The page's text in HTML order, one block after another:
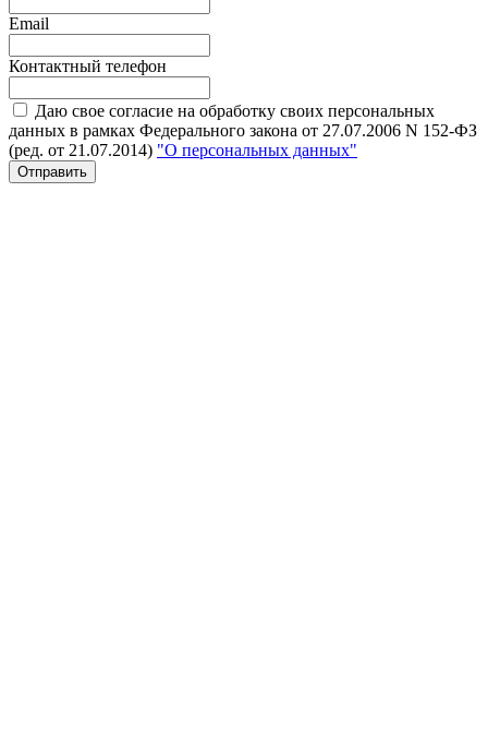
Email
Контактный телефон
Даю свое согласие на обработку своих персональных
данных в рамках Федерального закона от 27.07.2006 N 152-ФЗ
(ред. от 21.07.2014) "О персональных данных"
Отправить